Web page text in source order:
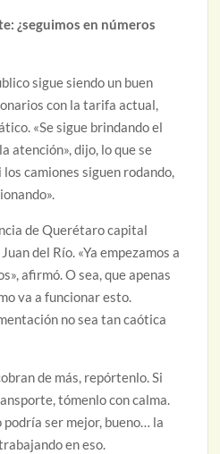
¿seguimos en números
sigue siendo un buen
con la tarifa actual,
«Se sigue brindando el
atención», dijo, lo que se
camiones siguen rodando,
de Querétaro capital
del Río. «Ya empezamos a
afirmó. O sea, que apenas
va a funcionar esto.
no sea tan caótica
de más, repórtenlo. Si
tómenlo con calma.
ser mejor, bueno… la
en eso.